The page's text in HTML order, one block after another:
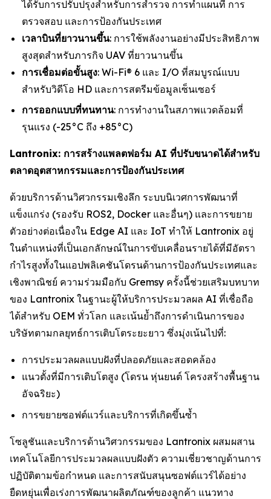
ได้รับการปรับปรุงสำหรับการสำรวจ การทำแผนที่ การ
ตรวจสอบ และการป้องกันประเทศ
เวลาบินที่ยาวนานขึ้น: การใช้พลังงานอย่างมีประสิทธิภาพ
สูงสุดสำหรับภารกิจ UAV ที่ยาวนานขึ้น
การเชื่อมต่อขั้นสูง: Wi-Fi® 6 และ I/O ที่สมบูรณ์แบบ
สำหรับวิดีโอ HD และการสตรีมข้อมูลเซ็นเซอร์
การออกแบบที่ทนทาน: การทำงานในสภาพแวดล้อมที่
รุนแรง (-25°C ถึง +85°C)
Lantronix: การสร้างแพลตฟอร์ม AI ที่ปรับขนาดได้สำหรับ
ตลาดอุตสาหกรรมและการป้องกันประเทศ
ด้วยบริการด้านวิศวกรรมเชิงลึก ระบบนิเวศการพัฒนาที่
แข็งแกร่ง (รองรับ ROS2, Docker และอื่นๆ) และการขยาย
ตัวอย่างต่อเนื่องใน Edge AI และ IoT ทำให้ Lantronix อยู่
ในตำแหน่งที่เป็นเอกลักษณ์ในการขับเคลื่อนรายได้ที่มีอัตรา
กำไรสูงทั้งในแอปพลิเคชันโดรนด้านการป้องกันประเทศและ
เชิงพาณิชย์ ความร่วมมือกับ Gremsy ครั้งนี้ช่วยเสริมบทบาท
ของ Lantronix ในฐานะผู้ให้บริการประมวลผล AI ที่เชื่อถือ
ได้สำหรับ OEM ทั่วโลก และเน้นย้ำถึงการดำเนินการของ
บริษัทตามกลยุทธ์การเติบโตระยะยาว ซึ่งมุ่งเน้นไปที่:
การประมวลผลแบบฝังที่ปลอดภัยและสอดคล้อง
แนวตั้งที่มีการเติบโตสูง (โดรน หุ่นยนต์ โครงสร้างพื้นฐาน
อัจฉริยะ)
การขยายซอฟต์แวร์และบริการที่เกิดขึ้นซ้ำ
โซลูชันและบริการด้านวิศวกรรมของ Lantronix ผสมผสาน
เทคโนโลยีการประมวลผลแบบฝังตัว ความเชี่ยวชาญด้านการ
ปฏิบัติตามข้อกำหนด และการสนับสนุนซอฟต์แวร์ได้อย่าง
ยืดหยุ่นเพื่อเร่งการพัฒนาผลิตภัณฑ์ของลูกค้า แนวทาง